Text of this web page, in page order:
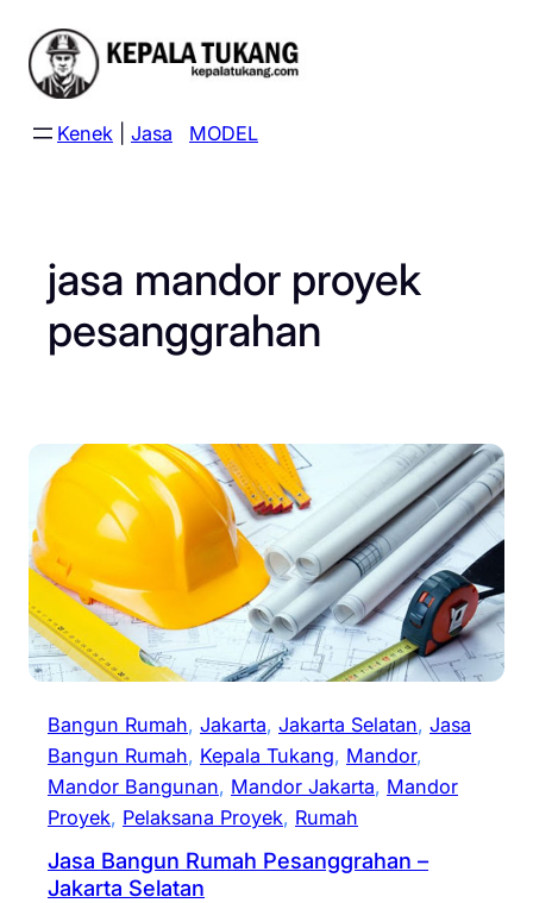
content
Kenek Jasa MODEL
jasa mandor proyek
pesanggrahan
Bangun Rumah, Jakarta, Jakarta Selatan, Jasa
Bangun Rumah, Kepala Tukang, Mandor
Mandor Bangunan, Mandor Jakarta, Mandor
Proyek, Pelaksana Proyek, Rumah
Jasa Bangun Rumah Pesanggrahan –
Jakarta Selatan